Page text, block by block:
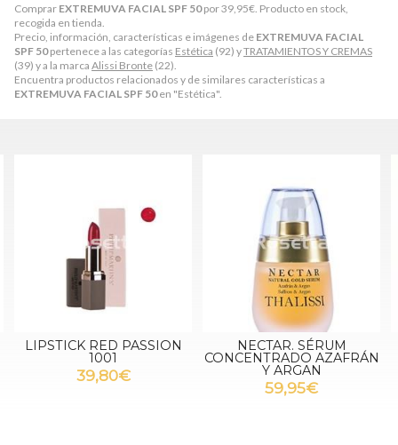
Comprar EXTREMUVA FACIAL SPF 50por39,95€ . Producto en stock,
recogida en tienda.
Precio, información, características e imágenes de EXTREMUVA FACIAL
SPF 50pertenece a las categorías Estética (92) yTRATAMIENTOS Y CREMAS
(39) y a la marca Alissi Bronte (22).
Encuentra productos relacionados y de similares características a
EXTREMUVA FACIAL SPF 50en "Estética".
NECTAR. SÉRUM
CONCENTRADO AZAFRÁN
Y ARGAN
59,95€
POLIVITAMINIC CREMA
ILUMINADORA
59,95€